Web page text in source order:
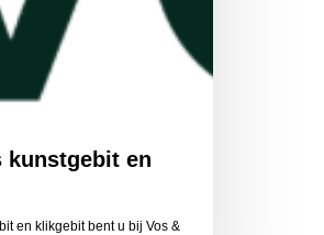
kunstgebit en
en klikgebit bent u bij Vos &